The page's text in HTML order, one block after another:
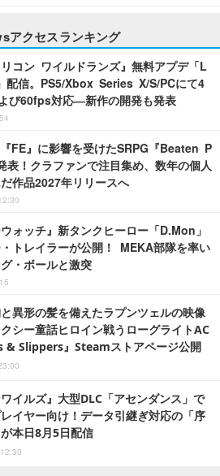
アクセスランキング
リコン ワイルドランズ』無料アプデ「L
配信。PS5/Xbox Series X/S/PCにて4
び60fps対応―新作の開発も発表
『FE』に影響を受けたSRPG『Beaten P
表！クラファンで注目集め、数年の個人
作品2027年リリースへ
ウォッチ』新タンクヒーロー「D.Mon」
トレイラーが公開！ MEKA部隊を率い
・ボールと激突
異形の髪を備えたラプンツェルの映像
シー童話ヒロイン戦うローグライトAC
& Slippers』Steamストアページ公開
ワイルズ』大型DLC「アセンダンス」で
イヤー向け！データ引継ぎ対応の「序
本日8月5日配信